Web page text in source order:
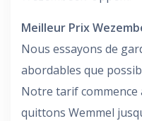
Meilleur Prix
Nous essayons de
abordables que
Notre tarif
quittons Wemmel